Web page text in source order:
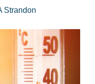
Strandon